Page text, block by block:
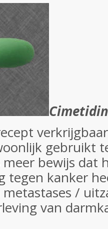
gebruikt
meer bewijs dat
tegen kanker
/
van